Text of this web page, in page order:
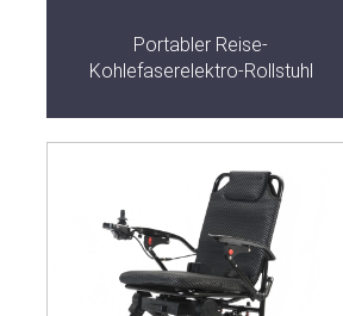
Portabler Reise-
Kohlefaserelektro-Rollstuhl